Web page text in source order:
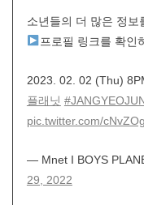
소년들의 더 많은 정보
프로필 링크를 확인
2023. 02. 02 (Thu)
플래닛
pic.twitter.com/
— Mnet I BOYS
29, 2022